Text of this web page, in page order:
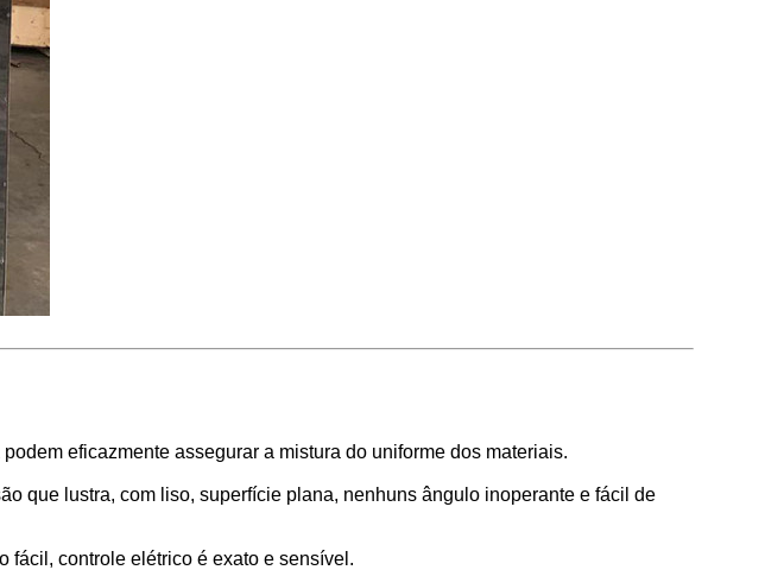
eficazmente assegurar a mistura do uniforme dos materiais.
que lustra, com liso, superfície plana, nenhuns ângulo inoperante e fácil de
fácil, controle elétrico é exato e sensível.